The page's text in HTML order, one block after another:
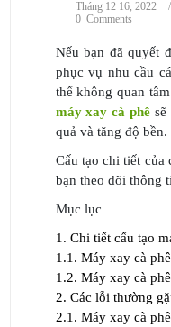
Tháng 12 16, 2022 /
0 Comments
Nếu bạn đã quyết
phục vụ nhu cầu
thể không quan
máy xay cà phê sẽ
quả và tăng độ bền.
Cấu tạo chi tiết của
bạn theo dõi thông
Mục lục
1. Chi tiết cấu tạo
1.1. Máy xay cà
1.2. Máy xay cà
2. Các lỗi thường
2.1. Máy xay cà